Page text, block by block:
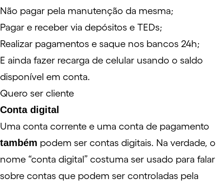
Não pagar pela manutenção da mesma;
Pagar e receber via depósitos e TEDs;
Realizar pagamentos e saque nos bancos 24h;
E ainda fazer recarga de celular usando o saldo
disponível em conta.
Quero ser cliente
Conta digital
Uma conta corrente e uma conta de pagamento
também podem ser contas digitais. Na verdade, o
nome “conta digital” costuma ser usado para falar
sobre contas que podem ser controladas pela